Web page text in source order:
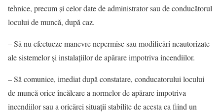
tehnice, precum şi celor date de administrator sau de conducătorul
locului de muncă, după caz.
– Să nu efectueze manevre nepermise sau modificări neautorizate
ale sistemelor şi instalaţiilor de apărare impotriva incendiilor.
– Să comunice, imediat după constatare, conducatorului locului
de muncă orice încălcare a normelor de apărare impotriva
incendiilor sau a oricărei situaţii stabilite de acesta ca fiind un